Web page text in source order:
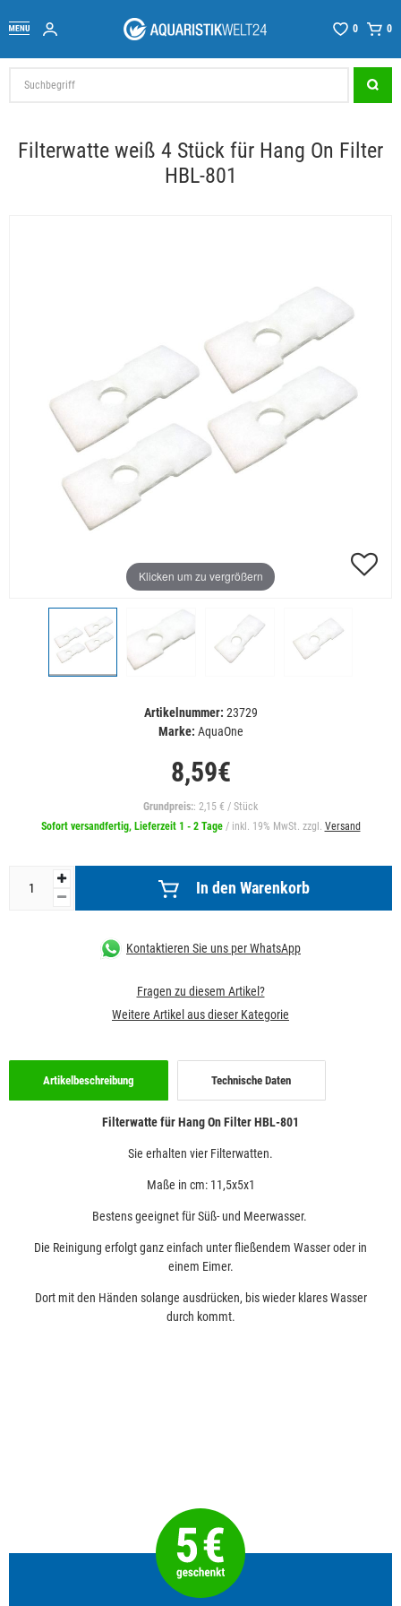
0 0
Filterwatte weiß 4 Stück für Hang On Filter
HBL-801
Klicken um zu vergrößern
Artikelnummer: 23729
Marke: AquaOne
8,59€
Grundpreis:: 2,15 € / Stück
Sofort versandfertig, Lieferzeit 1 - 2 Tage / inkl. 19% MwSt. zzgl. Versand
In den Warenkorb
Kontaktieren Sie uns per WhatsApp
Fragen zu diesem Artikel?
Weitere Artikel aus dieser Kategorie
Artikelbeschreibung Technische Daten
Filterwatte für Hang On Filter HBL-801
Sie erhalten vier Filterwatten.
Maße in cm: 11,5x5x1
Bestens geeignet für Süß- und Meerwasser.
Die Reinigung erfolgt ganz einfach unter fließendem Wasser oder in
einem Eimer.
Dort mit den Händen solange ausdrücken, bis wieder klares Wasser
durch kommt.